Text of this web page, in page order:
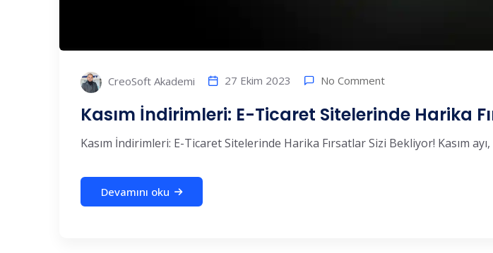
CreoSoft Akademi 27 Ekim 2023 No Comment
Kasım İndirimleri: E-Ticaret Sitelerinde Harika
Kasım İndirimleri: E-Ticaret Sitelerinde Harika Fırsatlar Sizi Bekliyor! Kasım
Devamını oku